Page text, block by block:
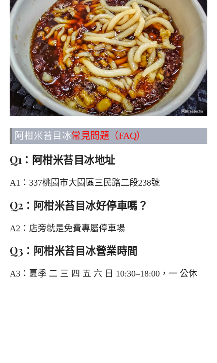
阿柑米苔目冰常見問題（FAQ）
Q1：阿柑米苔目冰地址
A1：337桃園市大園區三民路二段238號
Q2：阿柑米苔目冰好停車嗎？
A2：店旁就是免費專屬停車場
Q3：阿柑米苔目冰營業時間
A3：夏季 二 三 四 五 六 日 10:30–18:00，一 公休